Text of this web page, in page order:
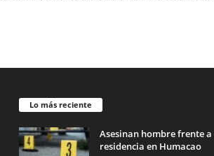
Lo más reciente
Asesinan hombre frente a
residencia en Humacao